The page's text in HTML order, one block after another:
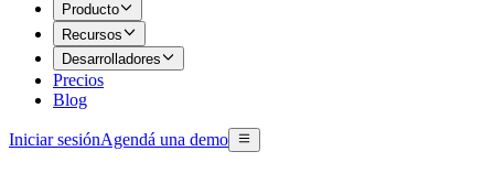
Producto
Recursos
Desarrolladores
Precios
Blog
Iniciar sesiónAgendá una demo